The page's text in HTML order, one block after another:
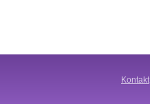
Kontakt